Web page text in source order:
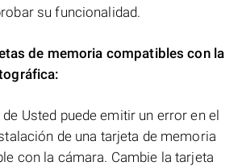
su funcionalidad.
de memoria compatibles con la
Usted puede emitir un error en el
de una tarjeta de memoria
con la cámara. Cambie la tarjeta